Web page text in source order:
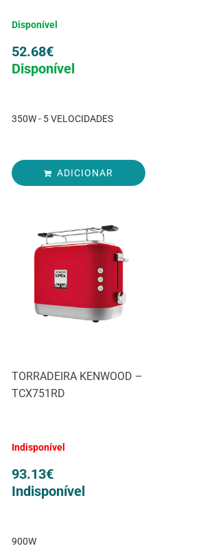
Disponível
52.68€
Disponível
350W - 5 VELOCIDADES
ADICIONAR
TORRADEIRA KENWOOD –
TCX751RD
Indisponível
93.13€
Indisponível
900W